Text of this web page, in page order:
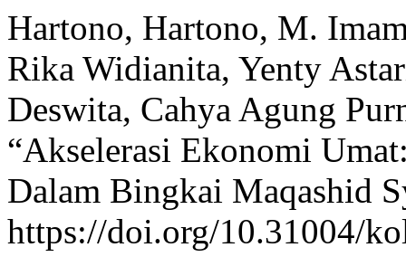
Hartono, Hartono, M.
Rika Widianita, Yenty
Deswita, Cahya Agung
“Akselerasi Ekonomi
Dalam Bingkai Maqashid
https://doi.org/10.31004/